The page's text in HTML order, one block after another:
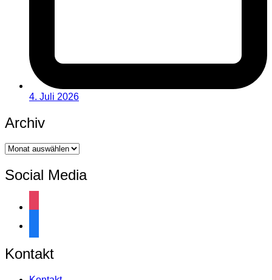
4. Juli 2026
Archiv
Archiv
Social Media
Kontakt